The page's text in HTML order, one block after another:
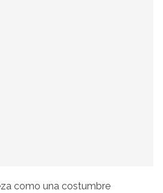
como una costumbre